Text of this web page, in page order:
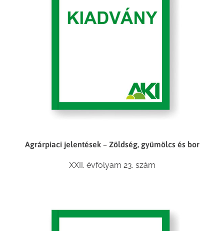
Agrárpiaci jelentések – Zöldség, gyümölcs és bor
XXII. évfolyam 23. szám